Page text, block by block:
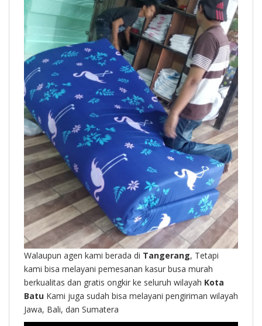
Walaupun agen kami berada di Tangerang, Tetapi
kami bisa melayani pemesanan kasur busa murah
berkualitas dan gratis ongkir ke seluruh wilayah Kota
Batu Kami juga sudah bisa melayani pengiriman wilayah
Jawa, Bali, dan Sumatera